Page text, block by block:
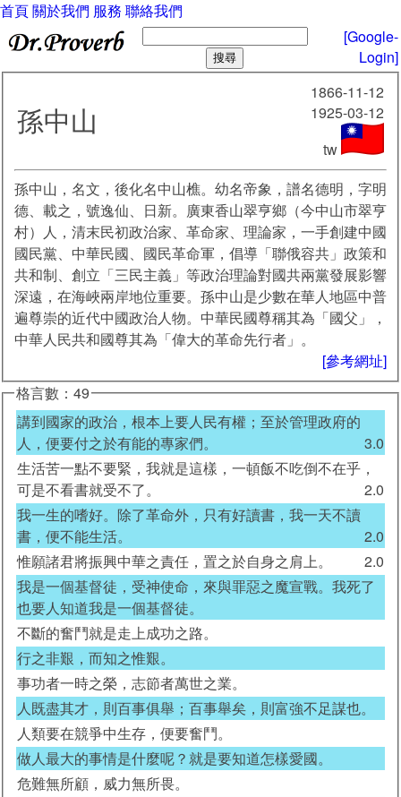
首頁關於我們 服務 聯絡我們
[Google-
Login]
孫中山
1866-11-12
1925-03-12
tw
孫中山，名文，後化名中山樵。幼名帝象，譜名德明，字明
德、載之，號逸仙、日新。廣東香山翠亨鄉（今中山市翠亨
村）人，清末民初政治家、革命家、理論家，一手創建中國
國民黨、中華民國、國民革命軍，倡導「聯俄容共」政策和
共和制、創立「三民主義」等政治理論對國共兩黨發展影響
深遠，在海峽兩岸地位重要。孫中山是少數在華人地區中普
遍尊崇的近代中國政治人物。中華民國尊稱其為「國父」，
中華人民共和國尊其為「偉大的革命先行者」。
[參考網址]
格言數：49
講到國家的政治，根本上要人民有權；至於管理政府的
人，便要付之於有能的專家們。
3.0
生活苦一點不要緊，我就是這樣，一頓飯不吃倒不在乎，
可是不看書就受不了。
2.0
我一生的嗜好。除了革命外，只有好讀書，我一天不讀
書，便不能生活。
2.0
惟願諸君將振興中華之責任，置之於自身之肩上。
2.0
我是一個基督徒，受神使命，來與罪惡之魔宣戰。我死了
也要人知道我是一個基督徒。
不斷的奮鬥就是走上成功之路。
行之非艱，而知之惟艱。
事功者一時之榮，志節者萬世之業。
人既盡其才，則百事俱舉；百事舉矣，則富強不足謀也。
人類要在競爭中生存，便要奮鬥。
做人最大的事情是什麼呢？就是要知道怎樣愛國。
危難無所顧，威力無所畏。